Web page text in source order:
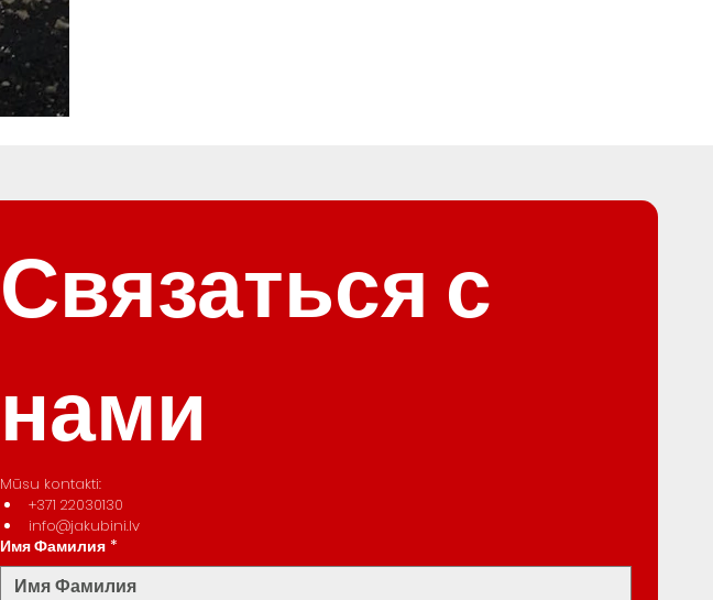
Связаться с
нами
Mūsu kontakti:
+371 22030130
info@jakubini.lv
Имя Фамилия *